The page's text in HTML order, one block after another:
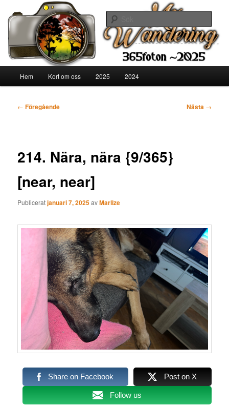
primärt
innehållMx Wandering
365 fotoutmaning, fru Mulle Meck, djurägare
Hem Kort om oss 2025 2024
Inläggsnavigering
← Föregående Nästa →
214. Nära, nära {9/365}
[near, near]
Publiceratjanuari 7, 2025avMarlize
Share on Facebook Post on X
Follow us